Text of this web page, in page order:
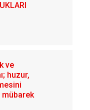
ve
huzur,